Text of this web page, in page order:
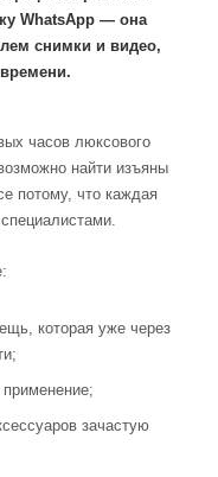
WhatsApp — она
снимки и видео,
часов люксового
найти изъяны
потому, что каждая
которая уже через
зачастую